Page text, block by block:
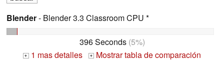
Blender- Blender 3.3 Classroom CPU *
396 Seconds(5%)
+ 1 mas detalles +
Mostrar tabla de comparación